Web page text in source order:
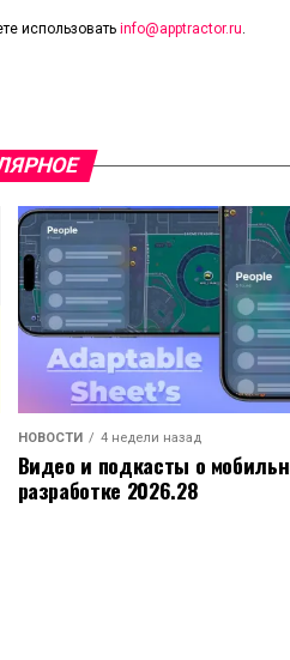
использовать info@apptractor.ru.
НОВОСТИ 4 недели назад
Видео и подкасты о
разработке 2026.28